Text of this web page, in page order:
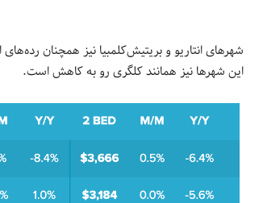
شهرهای انتاریو و بریتیش‌کلمبیا نیز همچنان
این شهرها نیز همانند کلگری رو به کاهش است.